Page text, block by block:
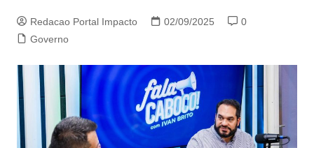
Redacao Portal Impacto 02/09/2025
0
Governo